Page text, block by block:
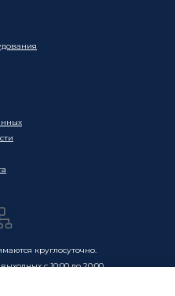
носят информационный
круглосуточно.
с 10:00 до 20:00